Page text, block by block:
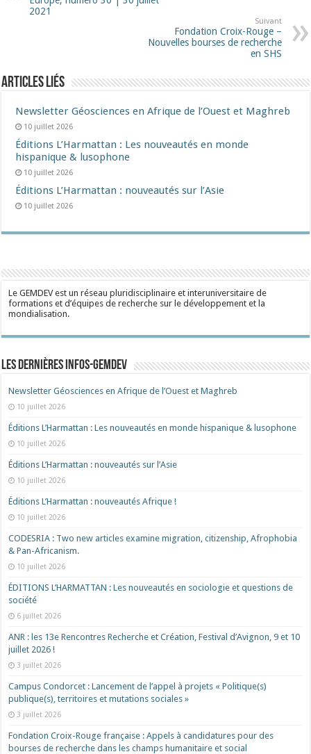
2021
Suivant
Fondation Croix-Rouge –
Nouvelles bourses de recherche
en SHS
Articles liés
Newsletter Géosciences en Afrique de l’Ouest et Maghreb
10 juillet 2026
Éditions L’Harmattan : Les nouveautés en monde
hispanique & lusophone
10 juillet 2026
Éditions L’Harmattan : nouveautés sur l’Asie
10 juillet 2026
Le GEMDEV est un réseau pluridisciplinaire et interuniversitaire de
formations et d’équipes de recherche sur le développement et la
mondialisation.
Les dernières Infos-Gemdev
Newsletter Géosciences en Afrique de l’Ouest et Maghreb
10 juillet 2026
Éditions L’Harmattan : Les nouveautés en monde hispanique & lusophone
10 juillet 2026
Éditions L’Harmattan : nouveautés sur l’Asie
10 juillet 2026
Éditions L’Harmattan : nouveautés Afrique !​
10 juillet 2026
CODESRIA : Two new articles examine migration, citizenship, Afrophobia
& Pan-Africanism.
10 juillet 2026
ÉDITIONS L’HARMATTAN : Les nouveautés en sociologie et questions de
société
6 juillet 2026
ANR : les 13e Rencontres Recherche et Création, Festival d’Avignon, 9 et 10
juillet 2026 !
3 juillet 2026
Campus Condorcet : Lancement de l’appel à projets « Politique(s)
publique(s), territoires et mutations sociales »
3 juillet 2026
Fondation Croix-Rouge française : Appels à candidatures pour des
bourses de recherche dans les champs humanitaire et social